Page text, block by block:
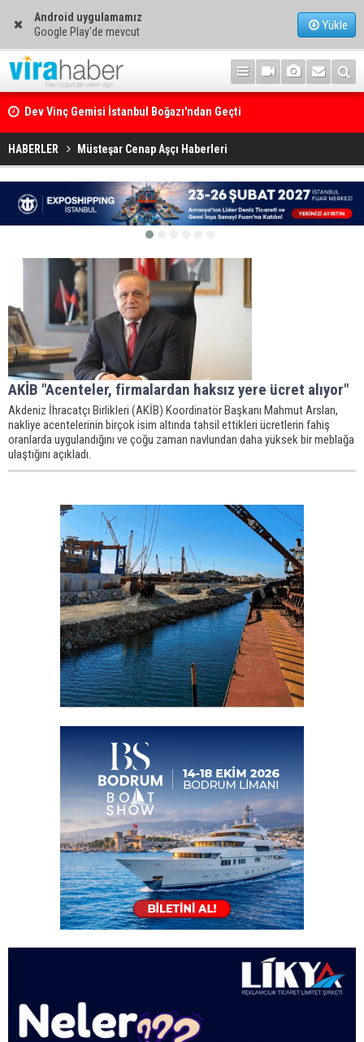
Android uygulamamız
Google Play'de mevcut
Yükle
Dev Vinç Gemisi İstanbul Boğazı'ndan Geçti
Ege Denizi’nin En Büyük Mercan Ormanı
HABERLER Müsteşar Cenap Aşçı Haberleri
AKİB "Acenteler, firmalardan haksız yere ücret alıyor"
Akdeniz İhracatçı Birlikleri (AKİB) Koordinatör Başkanı Mahmut Arslan,
nakliye acentelerinin birçok isim altında tahsil ettikleri ücretlerin fahiş
oranlarda uygulandığını ve çoğu zaman navlundan daha yüksek bir meblağa
ulaştığını açıkladı.